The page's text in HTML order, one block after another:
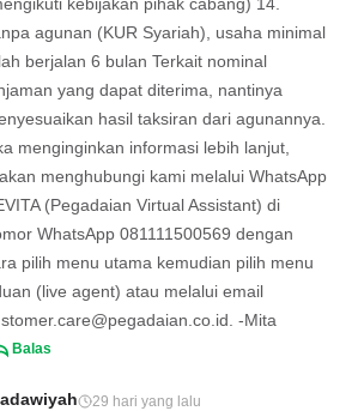
agunan (KUR Syariah), usaha minimal
berjalan 6 bulan Terkait nominal
yang dapat diterima, nantinya
hasil taksiran dari agunannya.
menginginkan informasi lebih lanjut,
menghubungi kami melalui WhatsApp
(Pegadaian Virtual Assistant) di
WhatsApp 081111500569 dengan
pilih menu utama kemudian pilih menu
(live agent) atau melalui email
. -Mita
Balas
29 hari yang lalu